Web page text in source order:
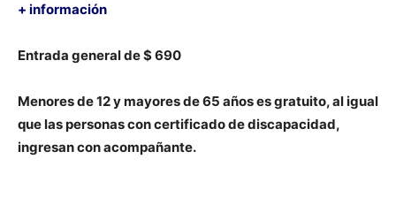
+ información
Entrada general de $690
Menores de 12 y mayores de 65 años es gratuito, al igual
que las personas con certificado de discapacidad,
ingresan con acompañante.